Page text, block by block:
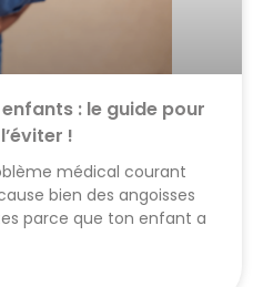
: le guide pour
!
médical courant
bien des angoisses
parce que ton enfant a